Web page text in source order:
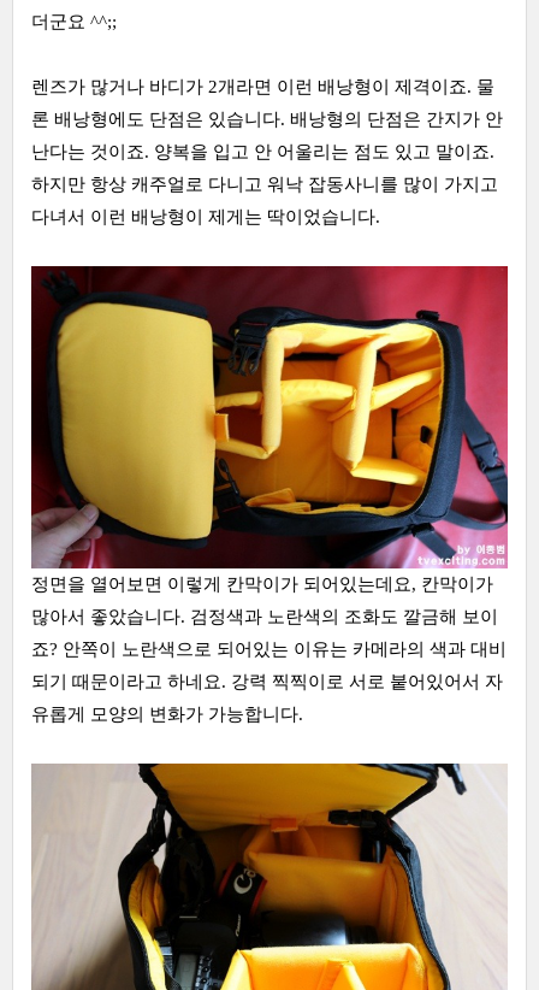
더군요 ^^;;
렌즈가 많거나 바디가 2개라면 이런 배낭형이 제격이죠. 물
론 배낭형에도 단점은 있습니다. 배낭형의 단점은 간지가 안
난다는 것이죠. 양복을 입고 안 어울리는 점도 있고 말이죠.
하지만 항상 캐주얼로 다니고 워낙 잡동사니를 많이 가지고
다녀서 이런 배낭형이 제게는 딱이었습니다.
정면을 열어보면 이렇게 칸막이가 되어있는데요, 칸막이가
많아서 좋았습니다. 검정색과 노란색의 조화도 깔금해 보이
죠? 안쪽이 노란색으로 되어있는 이유는 카메라의 색과 대비
되기 때문이라고 하네요. 강력 찍찍이로 서로 붙어있어서 자
유롭게 모양의 변화가 가능합니다.